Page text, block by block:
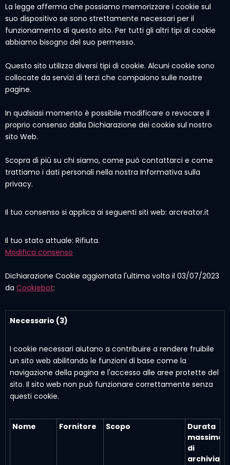
La legge afferma che possiamo memorizzare i cookie sul
suo dispositivo se sono strettamente necessari per il
funzionamento di questo sito. Per tutti gli altri tipi di cookie
abbiamo bisogno del suo permesso.
Questo sito utilizza diversi tipi di cookie. Alcuni cookie sono
collocate da servizi di terzi che compaiono sulle nostre
pagine.
In qualsiasi momento è possibile modificare o revocare il
proprio consenso dalla Dichiarazione dei cookie sul nostro
sito Web.
Scopra di più su chi siamo, come può contattarci e come
trattiamo i dati personali nella nostra Informativa sulla
privacy.
Il tuo consenso si applica ai seguenti siti web: arcreator.it
Il tuo stato attuale: Rifiuta.
Modifica consenso
Dichiarazione Cookie aggiornata l'ultima volta il 03/07/2023
da Cookiebot:
Necessario (3)
I cookie necessari aiutano a contribuire a rendere fruibile
un sito web abilitando le funzioni di base come la
navigazione della pagina e l'accesso alle aree protette del
sito. Il sito web non può funzionare correttamente senza
questi cookie.
Nome Fornitore Scopo
Durata
massima
di